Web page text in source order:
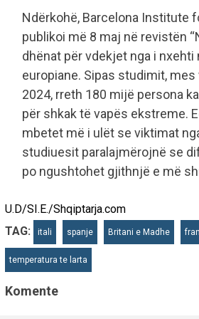
Ndërkohë, Barcelona Institute
publikoi më 8 maj në revistën
dhënat për vdekjet nga i nxehti
europiane. Sipas studimit,
2024, rreth 180 mijë persona
për shkak të vapës ekstreme.
mbetet më i ulët se viktimat
studiuesit paralajmërojnë se
po ngushtohet gjithnjë e më
U.D/SI.E./Shqiptarja.com
TAG:
itali spanje Britani e Madhe
temperatura te larta
Komente